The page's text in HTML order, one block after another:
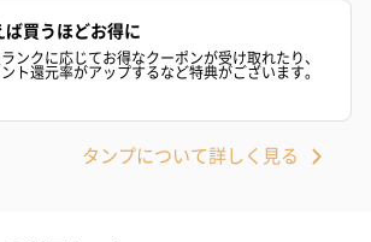
アールグレイティー
フルーツティ
ば買うほどお得に
ンクに応じてお得なクーポンが受け取れたり、
ト還元率がアップするなど特典がございます。
タンプについて詳しく見る